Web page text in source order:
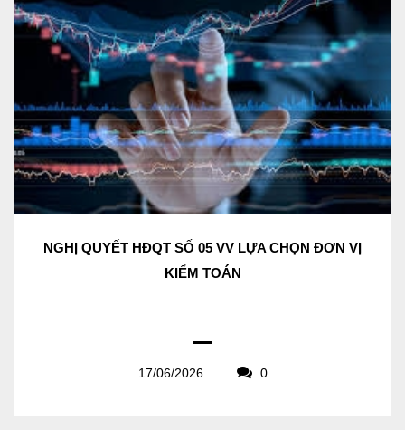
NGHỊ QUYẾT HĐQT SỐ 05 VV LỰA CHỌN ĐƠN VỊ
KIỂM TOÁN
17/06/2026 0